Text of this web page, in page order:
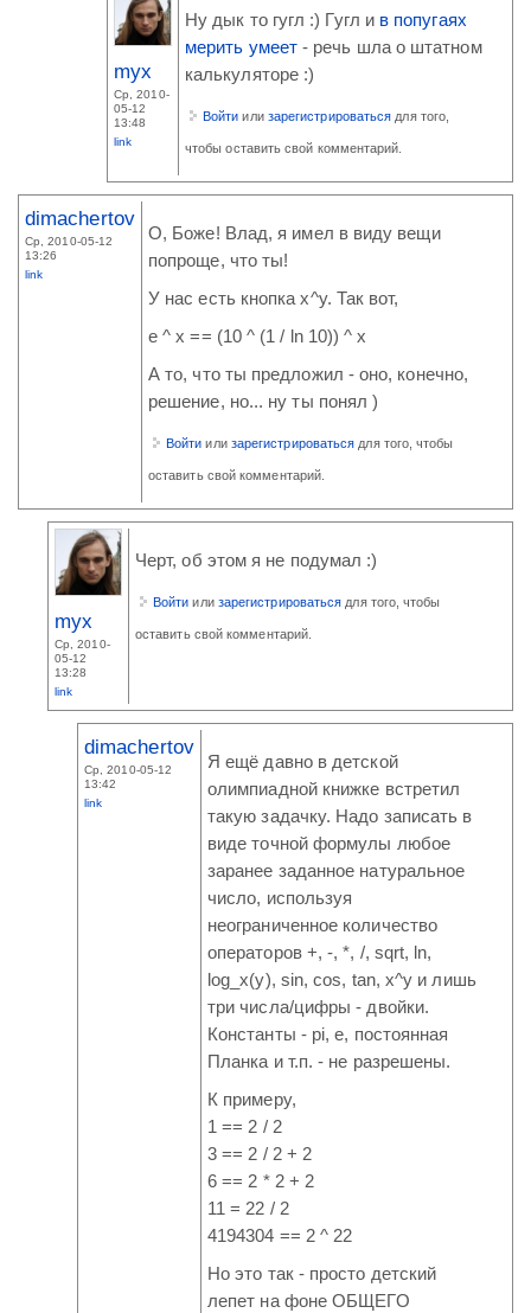
myx
Ср, 2010-
05-12
13:48
link
Ну дык то гугл :) Гугл и в попугаях
мерить умеет- речь шла о штатном
калькуляторе :)
Войти или зарегистрироваться для того,
чтобы оставить свой комментарий.
dimachertov
Ср, 2010-05-12
13:26
link
О, Боже! Влад, я имел в виду вещи
попроще, что ты!
У нас есть кнопка x^y. Так вот,
e ^ x == (10 ^ (1 / ln 10)) ^ x
А то, что ты предложил - оно, конечно,
решение, но... ну ты понял )
Войти или зарегистрироваться для того, чтобы
оставить свой комментарий.
myx
Ср, 2010-
05-12
13:28
link
Черт, об этом я не подумал :)
Войти или зарегистрироваться для того, чтобы
оставить свой комментарий.
dimachertov
Ср, 2010-05-12
13:42
link
Я ещё давно в детской
олимпиадной книжке встретил
такую задачку. Надо записать в
виде точной формулы любое
заранее заданное натуральное
число, используя
неограниченное количество
операторов +, -, *, /, sqrt, ln,
log_x(y), sin, cos, tan, x^y и лишь
три числа/цифры - двойки.
Константы - pi, e, постоянная
Планка и т.п. - не разрешены.
К примеру,
1 == 2 / 2
3 == 2 / 2 + 2
6 == 2 * 2 + 2
11 = 22 / 2
4194304 == 2 ^ 22
Но это так - просто детский
лепет на фоне ОБЩЕГО